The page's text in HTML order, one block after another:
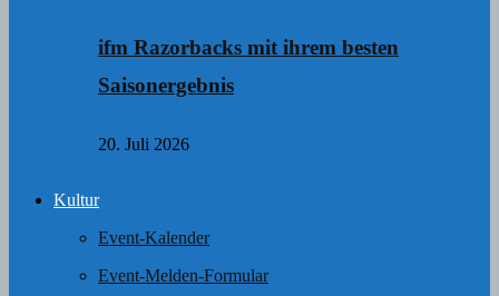
ifm Razorbacks mit ihrem besten
Saisonergebnis
20. Juli 2026
Kultur
Event-Kalender
Event-Melden-Formular